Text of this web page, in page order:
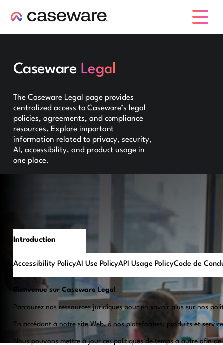
Caseware Legal
The Caseware Legal page provides
centralized access to Caseware’s legal
policies, agreements, and compliance
resources. Explore important
information related to privacy, security,
AI, accessibility, and product usage in
one place.
Introduction
Accessibility PolicyAI Use PolicyAPI Usage PolicyCode de
Bienvenue sur Caseware Legal
Parcourez nos ressources juridiques pour en savoir plus sur nos
En accédant à notre site Web, à nos plateformes, produits et
Nous pouvons mettre à jour ces politiques de temps à autre afin